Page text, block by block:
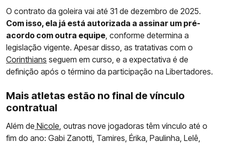
O contrato da goleira vai até 31 de dezembro de 2025.
Com isso, ela já está autorizada a assinar um pré-
acordo com outra equipe, conforme determina a
legislação vigente. Apesar disso, as tratativas com o
Corinthians seguem em curso, e a expectativa é de
definição após o término da participação na Libertadores.
Mais atletas estão no final de vínculo
contratual
Além de Nicole, outras nove jogadoras têm vínculo até o
fim do ano: Gabi Zanotti, Tamires, Érika, Paulinha, Lelê,